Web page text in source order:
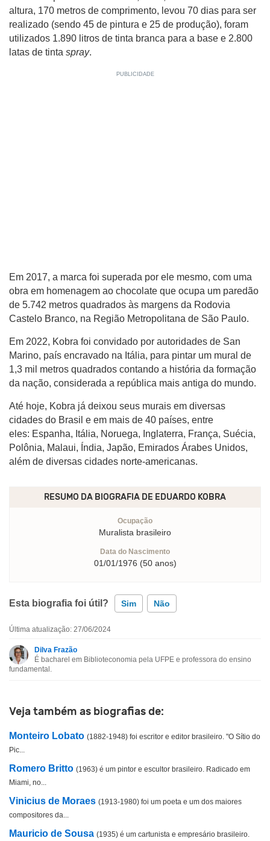
altura, 170 metros de comprimento, levou 70 dias para ser
realizado (sendo 45 de pintura e 25 de produção), foram
utilizados 1.890 litros de tinta branca para a base e 2.800
latas de tinta spray.
Em 2017, a marca foi superada por ele mesmo, com uma
obra em homenagem ao chocolate que ocupa um paredão
de 5.742 metros quadrados às margens da Rodovia
Castelo Branco, na Região Metropolitana de São Paulo.
Em 2022, Kobra foi convidado por autoridades de San
Marino, país encravado na Itália, para pintar um mural de
1,3 mil metros quadrados contando a história da formação
da nação, considerada a república mais antiga do mundo.
Até hoje, Kobra já deixou seus murais em diversas
cidades do Brasil e em mais de 40 países, entre
eles: Espanha, Itália, Noruega, Inglaterra, França, Suécia,
Polônia, Malaui, Índia, Japão, Emirados Árabes Unidos,
além de diversas cidades norte-americanas.
RESUMO DA BIOGRAFIA DE EDUARDO KOBRA
Ocupação
Muralista brasileiro
Data do Nascimento
01/01/1976 (50 anos)
Esta biografia foi útil? Sim Não
Esta biografia não tem a informação que procuro
Última atualização: 27/06/2024
Dilva Frazão
É bacharel em Biblioteconomia pela UFPE e professora do ensino
fundamental.
Veja também as biografias de:
Monteiro Lobato (1882-1948) foi escritor e editor brasileiro. "O Sítio do
Pic...
Romero Britto (1963) é um pintor e escultor brasileiro. Radicado em
Miami, no...
Vinicius de Moraes (1913-1980) foi um poeta e um dos maiores
compositores da...
Mauricio de Sousa (1935) é um cartunista e empresário brasileiro.